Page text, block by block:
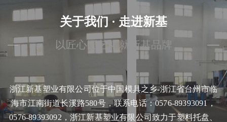
关于我们 · 走进新基
以匠心匠艺铸就新基品牌
浙江新基塑业有限公司位于中国模具之乡-浙江省台州市临
海市江南街道长溪路580号，联系电话：0576-89393091，
0576-89393092，浙江新基塑业有限公司致力于塑料托盘、